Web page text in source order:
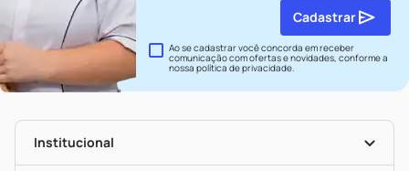
Ao se cadastrar você concorda em receber
comunicação com ofertas e novidades, conforme a
nossapolítica de privacidade.
Cadastrar
Institucional